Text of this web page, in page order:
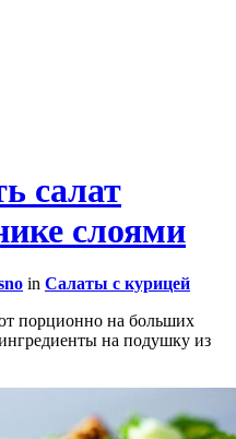
салат
слоями
in Салаты с курицей
порционно на больших
на подушку из